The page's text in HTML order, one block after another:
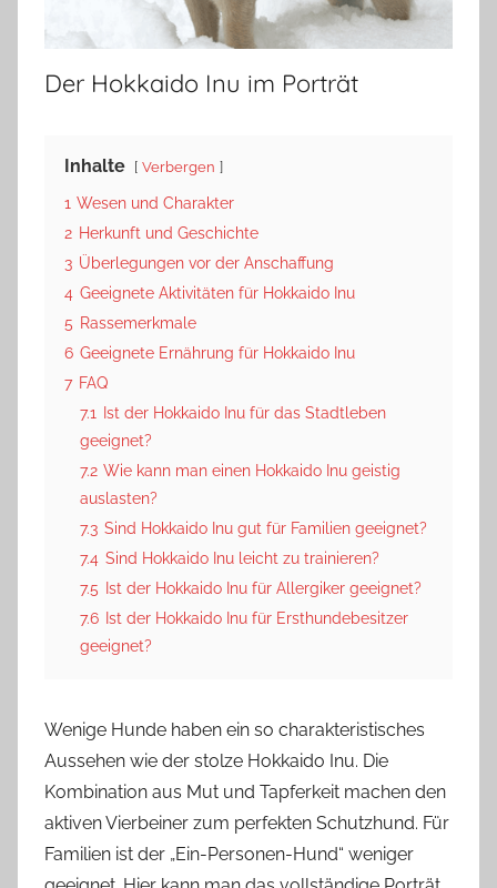
Der Hokkaido Inu im Porträt
Inhalte Verbergen
1 Wesen und Charakter
2 Herkunft und Geschichte
3 Überlegungen vor der Anschaffung
4 Geeignete Aktivitäten für Hokkaido Inu
5 Rassemerkmale
6 Geeignete Ernährung für Hokkaido Inu
7 FAQ
7.1 Ist der Hokkaido Inu für das Stadtleben
geeignet?
7.2 Wie kann man einen Hokkaido Inu geistig
auslasten?
7.3 Sind Hokkaido Inu gut für Familien geeignet?
7.4 Sind Hokkaido Inu leicht zu trainieren?
7.5 Ist der Hokkaido Inu für Allergiker geeignet?
7.6 Ist der Hokkaido Inu für Ersthundebesitzer
geeignet?
Wenige Hunde haben ein so charakteristisches
Aussehen wie der stolze Hokkaido Inu. Die
Kombination aus Mut und Tapferkeit machen den
aktiven Vierbeiner zum perfekten Schutzhund. Für
Familien ist der „Ein-Personen-Hund“ weniger